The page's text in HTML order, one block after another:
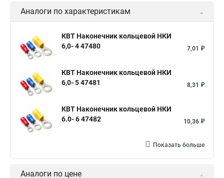
Аналоги по характеристикам
КВТ Наконечник кольцевой НКИ
6,0- 4 47480
7,01 ₽
КВТ Наконечник кольцевой НКИ
6,0- 5 47481
8,31 ₽
КВТ Наконечник кольцевой НКИ
6.0- 6 47482
10,36 ₽
Показать больше
Аналоги по цене